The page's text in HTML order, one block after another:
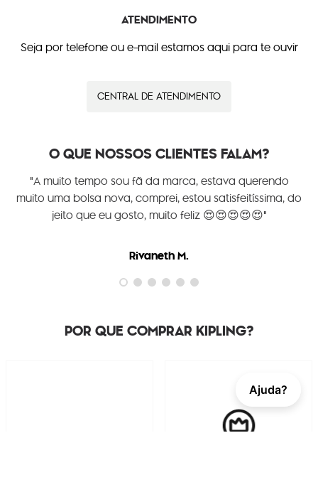
Ajuda?
ATENDIMENTO
Seja por telefone ou e-mail estamos aqui para te ouvir
CENTRAL DE ATENDIMENTO
O QUE NOSSOS CLIENTES FALAM?
"A muito tempo sou fã da marca, estava querendo
muito uma bolsa nova, comprei, estou satisfeitíssima, do
jeito que eu gosto, muito feliz 😍😍😍😍😍"
Rivaneth M.
POR QUE COMPRAR KIPLING?